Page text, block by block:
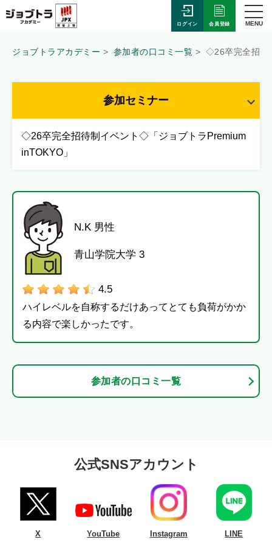
ログイン 会員登録 MENU
ジョブトラアカデミー 参加者の口コミ一覧 ◇26卒完全招待
参加セミナー
◇26卒完全招待制イベント◇「ジョブトラPremium
inTOKYO」
N.K 男性
青山学院大学 3
4.5
ハイレベルを自称するだけあってとても負荷がかか
る内容で楽しかったです。
参加者の口コミ一覧
公式SNSアカウント
X YouTube Instagram LINE